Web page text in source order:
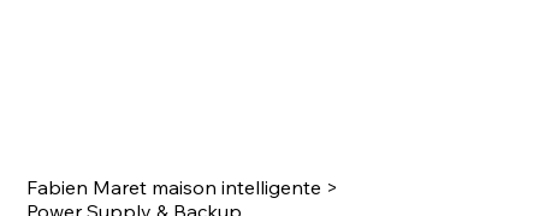
Fabien Maret maison intelligente >
Power Supply & Backup